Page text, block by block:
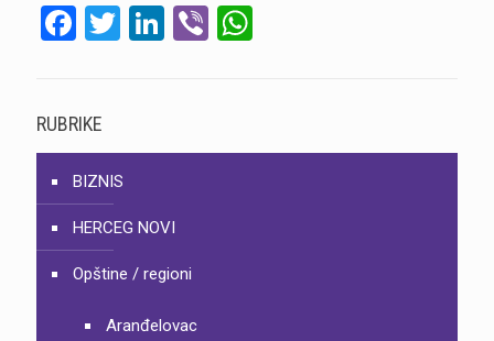
Facebook
Twitter
LinkedIn
Viber
RUBRIKE
BIZNIS
HERCEG NOVI
Opštine / regioni
Aranđelovac